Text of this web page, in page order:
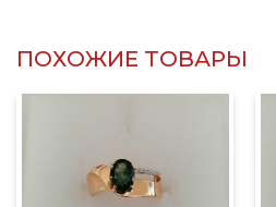
ПОХОЖИЕ ТОВАРЫ